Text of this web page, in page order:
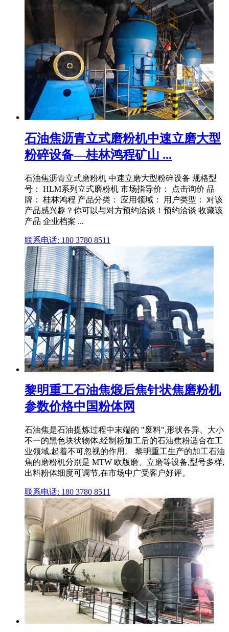
石油焦沥青立式磨粉机中速立磨大型
粉碎设备—桂林鸿程矿山 ...
石油焦沥青立式磨粉机 中速立磨大型粉碎设备 规格型
号： HLM系列立式磨粉机 市场指导价： 点击询价 品
牌： 桂林鸿程 产品分类： 应用领域： 用户类型： 对该
产品感兴趣？你可以与对方预约洽谈！预约洽谈 收藏该
产品 企业档案 ...
联系电话: 180 3780 8511
黎明重工石油焦煅后焦针状焦磨粉机
参数价格中国粉体网
石油焦是石油提炼过程中末端的 "废料",形状各异、大小
不一的黑色块状物体,经制粉加工后的石油焦粉适合在工
业领域,起着不可忽视的作用。 黎明重工生产的加工石油
焦的磨粉机分别是 MTW 欧版磨、立磨等设备,型号多样,
出料粉体细度可调节,在市场中广受客户好评。
联系电话: 180 3780 8511